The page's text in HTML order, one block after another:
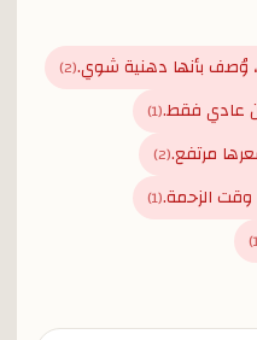
وُصف بأنها دهنية شوي.(
2
)
عادي فقط.(
1
)
مرتفع.(
2
)
الزحمة.(
1
)
)